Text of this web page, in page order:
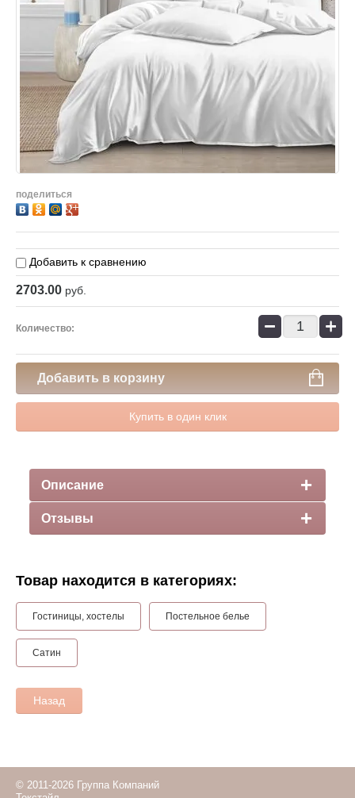
поделиться
Добавить к сравнению
2703.00 руб.
Количество: − +
Добавить в корзину
Купить в один клик
Описание
Отзывы
Товар находится в категориях:
Гостиницы, хостелы Постельное белье
Сатин
Назад
© 2011-2026 Группа Компаний